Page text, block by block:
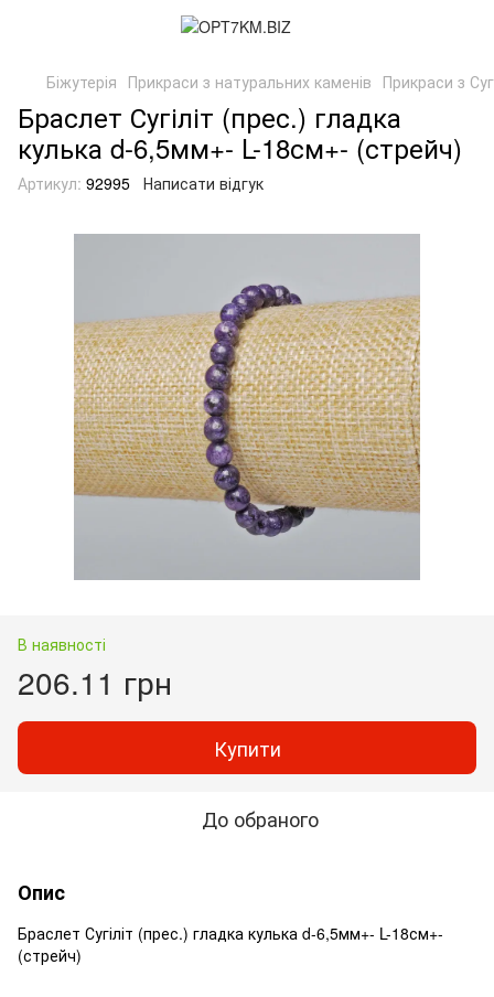
Біжутерія Прикраси з натуральних каменів Прикраси з
Браслет Сугіліт (прес.) гладка
кулька d-6,5мм+- L-18см+- (стрейч)
Артикул: 92995 Написати відгук
В наявності
206.11 грн
Купити
До обраного
Опис
Браслет Сугіліт (прес.) гладка кулька d-6,5мм+- L-18см+-
(стрейч)